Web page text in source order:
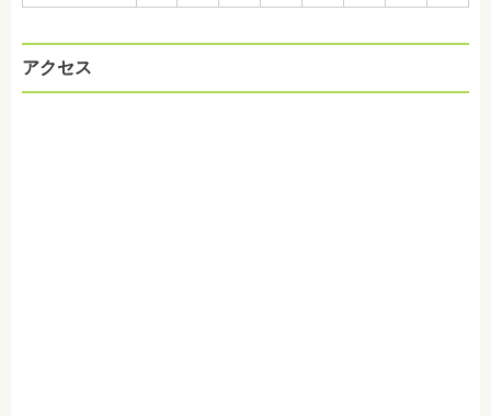
アクセス